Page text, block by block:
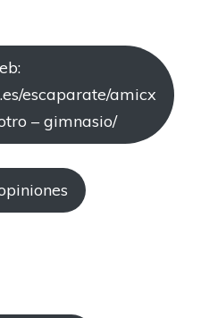
escaparate/amicx
– gimnasio/